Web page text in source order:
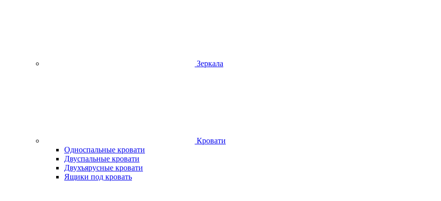
Зеркала
Кровати
Односпальные кровати
Двуспальные кровати
Двухъярусные кровати
Ящики под кровать